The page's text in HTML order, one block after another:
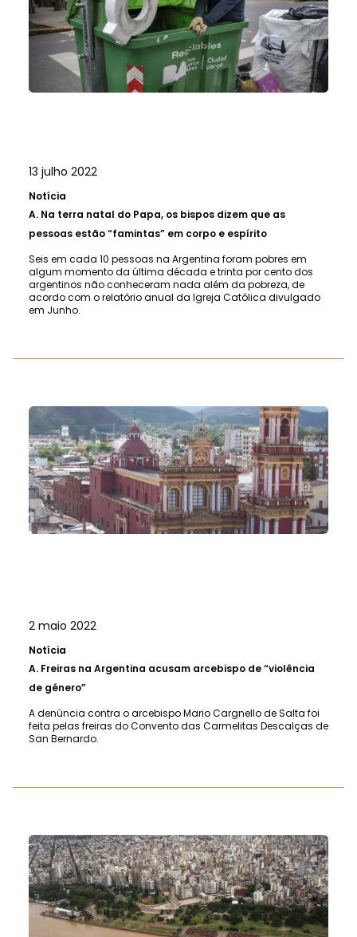
13 julho 2022
Notícia
A. Na terra natal do Papa, os bispos dizem que as
pessoas estão “famintas” em corpo e espírito
Seis em cada 10 pessoas na Argentina foram pobres em
algum momento da última década e trinta por cento dos
argentinos não conheceram nada além da pobreza, de
acordo com o relatório anual da Igreja Católica divulgado
em Junho.
2 maio 2022
Notícia
A. Freiras na Argentina acusam arcebispo de “violência
de género”
A denúncia contra o arcebispo Mario Cargnello de Salta foi
feita pelas freiras do Convento das Carmelitas Descalças de
San Bernardo.